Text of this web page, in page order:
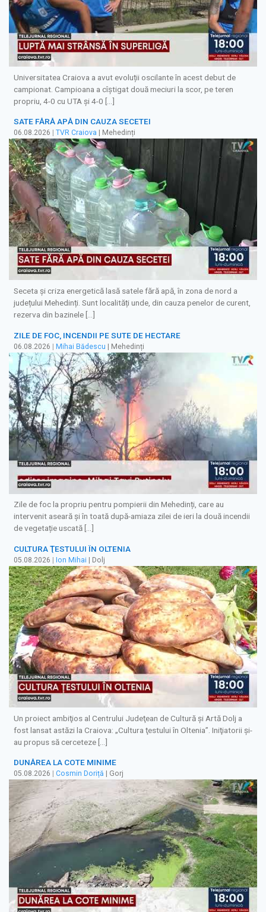
Universitatea Craiova a avut evoluții oscilante în acest debut de
campionat. Campioana a cîștigat două meciuri la scor, pe teren
propriu, 4-0 cu UTA și 4-0 […]
SATE FĂRĂ APĂ DIN CAUZA SECETEI
06.08.2026 TVR Craiova | Mehedinți
Seceta și criza energetică lasă satele fără apă, în zona de nord a
județului Mehedinți. Sunt localități unde, din cauza penelor de curent,
rezerva din bazinele […]
ZILE DE FOC, INCENDII PE SUTE DE HECTARE
06.08.2026 | Mihai Bădescu | Mehedinți
Zile de foc la propriu pentru pompierii din Mehedinți, care au
intervenit aseară și în toată după-amiaza zilei de ieri la două incendii
de vegetație uscată […]
CULTURA ŢESTULUI ÎN OLTENIA
05.08.2026 | Ion Mihai | Dolj
Un proiect ambiţios al Centrului Judeţean de Cultură şi Artă Dolj a
fost lansat astăzi la Craiova: „Cultura ţestului în Oltenia”. Iniţiatorii şi-
au propus să cerceteze […]
DUNĂREA LA COTE MINIME
05.08.2026 Cosmin Doriță | Gorj